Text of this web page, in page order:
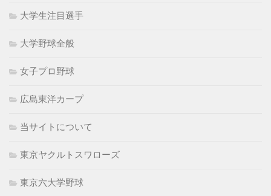
大学生注目選手
大学野球全般
女子プロ野球
広島東洋カープ
当サイトについて
東京ヤクルトスワローズ
東京六大学野球